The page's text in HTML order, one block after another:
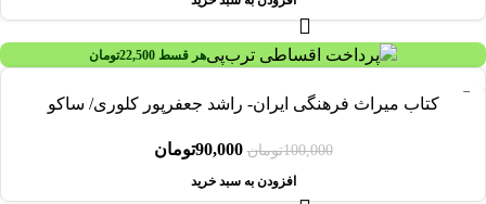
هر قسط 22,500تومان
کتاب میراث فرهنگی ایران- راشد جعفرپور کلوری/ ساکو
100,000تومان 90,000تومان
افزودن به سبد خرید